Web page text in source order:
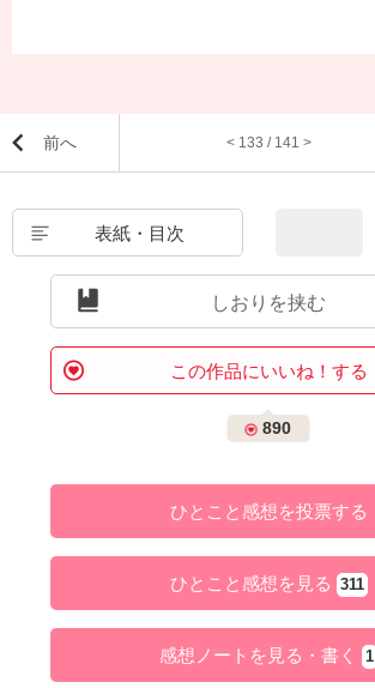
前へ < 133 / 141 >
表紙・目次
しおりを挟む
この作品にいいね！する
890
ひとこと感想を投票する
ひとこと感想を見る 311
感想ノートを見る・書く 1